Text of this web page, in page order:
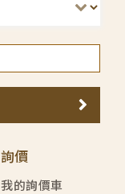
詢價
我的詢價車